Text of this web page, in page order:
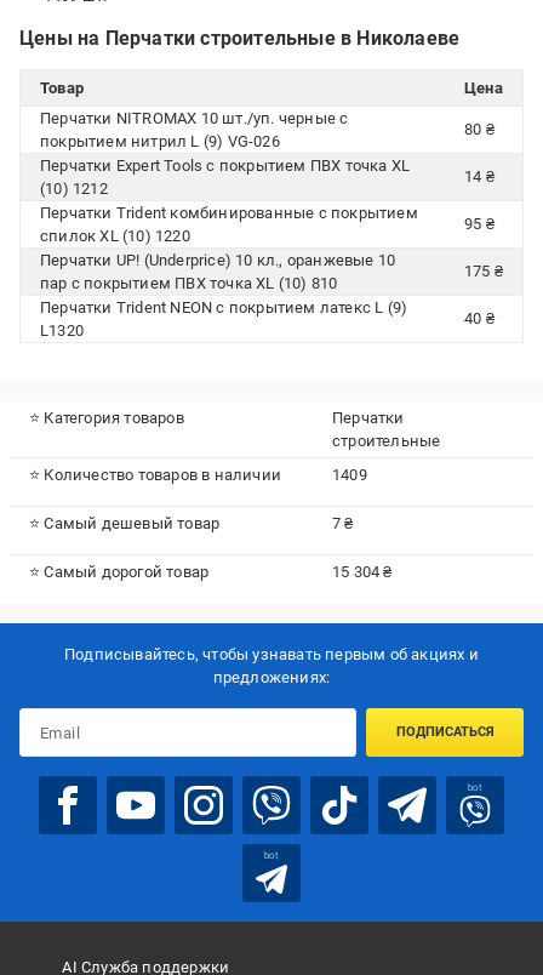
Цены на Перчатки строительные в Николаеве
Товар
Цена
Перчатки NITROMAX 10 шт./уп. черные с
покрытием нитрил L (9) VG-026
80 ₴
Перчатки Expert Tools с покрытием ПВХ точка XL
(10) 1212
14 ₴
Перчатки Trident комбинированные с покрытием
спилок XL (10) 1220
95 ₴
Перчатки UP! (Underprice) 10 кл., оранжевые 10
пар с покрытием ПВХ точка XL (10) 810
175 ₴
Перчатки Trident NEON с покрытием латекс L (9)
L1320
40 ₴
⭐ Категория товаров
Перчатки
строительные
⭐ Количество товаров в наличии
1409
⭐ Самый дешевый товар 7 ₴
⭐ Самый дорогой товар 15 304 ₴
Подписывайтесь, чтобы узнавать первым об акцияx и
предложениях:
ПОДПИСАТЬСЯ
bot
bot
AI Служба поддержки